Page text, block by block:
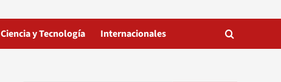
Ciencia y Tecnología Internacionales